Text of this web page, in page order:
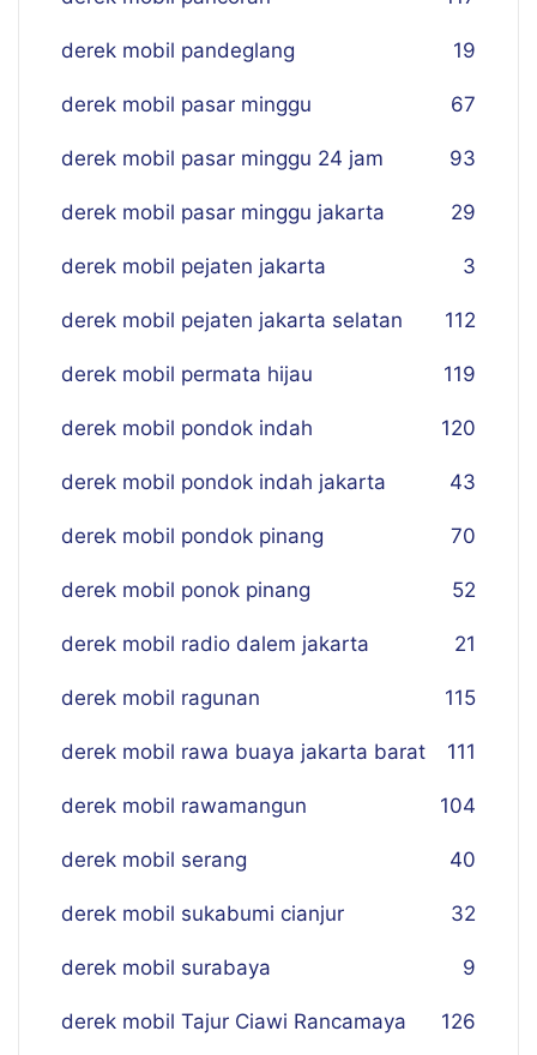
derek mobil pandeglang 19
derek mobil pasar minggu 67
derek mobil pasar minggu 24 jam 93
derek mobil pasar minggu jakarta 29
derek mobil pejaten jakarta 3
derek mobil pejaten jakarta selatan 112
derek mobil permata hijau 119
derek mobil pondok indah 120
derek mobil pondok indah jakarta 43
derek mobil pondok pinang 70
derek mobil ponok pinang 52
derek mobil radio dalem jakarta 21
derek mobil ragunan 115
derek mobil rawa buaya jakarta barat 111
derek mobil rawamangun 104
derek mobil serang 40
derek mobil sukabumi cianjur 32
derek mobil surabaya 9
derek mobil Tajur Ciawi Rancamaya 126